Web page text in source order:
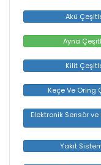
Akü
Ayna
Kilit
Keçe Ve Oring
Elektronik Sensör
Yakıt